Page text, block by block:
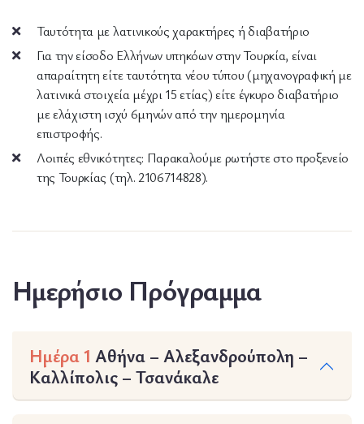
Ταυτότητα με λατινικούς χαρακτήρες ή διαβατήριο
Για την είσοδο Ελλήνων υπηκόων στην Τουρκία, είναι
απαραίτητη είτε ταυτότητα νέου τύπου (μηχανογραφική με
λατινικά στοιχεία μέχρι 15 ετίας) είτε έγκυρο διαβατήριο
με ελάχιστη ισχύ 6μηνών από την ημερομηνία
επιστροφής.
Λοιπές εθνικότητες: Παρακαλούμε ρωτήστε στο προξενείο
της Τουρκίας (τηλ. 2106714828).
Ημερήσιο Πρόγραμμα
Ημέρα 1 Αθήνα – Αλεξανδρούπολη –
Καλλίπολις – Τσανάκαλε